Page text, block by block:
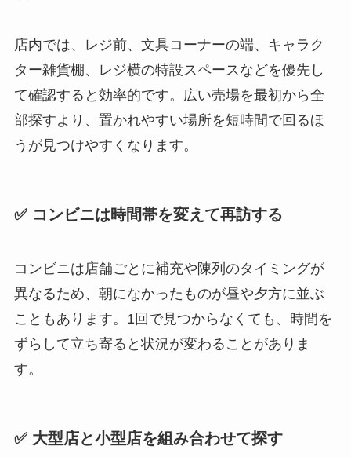
店内では、レジ前、文具コーナーの端、キャラク
ター雑貨棚、レジ横の特設スペースなどを優先し
て確認すると効率的です。広い売場を最初から全
部探すより、置かれやすい場所を短時間で回るほ
うが見つけやすくなります。
✅ コンビニは時間帯を変えて再訪する
コンビニは店舗ごとに補充や陳列のタイミングが
異なるため、朝になかったものが昼や夕方に並ぶ
こともあります。1回で見つからなくても、時間を
ずらして立ち寄ると状況が変わることがありま
す。
✅ 大型店と小型店を組み合わせて探す